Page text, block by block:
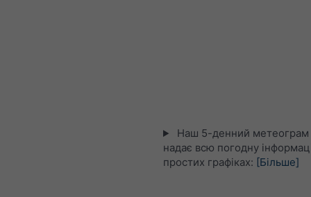
Наш 5-денний метеограм
надає всю погодну
простих графіках: [Більше]